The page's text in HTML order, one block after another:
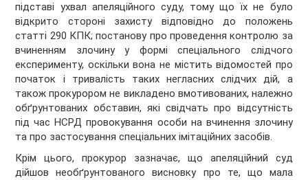
підставі ухвал апеляційного суду, тому що їх не було
відкрито стороні захисту відповідно до положень
статті 290 КПК; постанову про проведення контролю за
вчиненням злочину у формі спеціального слідчого
експерименту, оскільки вона не містить відомостей про
початок і тривалість таких негласних слідчих дій, а
також прокурором не викладено вмотивованих, належно
обґрунтованих обставин, які свідчать про відсутність
під час НСРД провокування особи на вчинення злочину
та про застосування спеціальних імітаційних засобів.
Крім цього, прокурор зазначає, що апеляційний суд
дійшов необґрунтованого висновку про те, що мала